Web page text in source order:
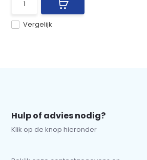
Vergelijk
Hulp of advies nodig?
Klik op de knop hieronder